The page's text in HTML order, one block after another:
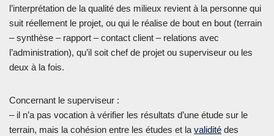
l’interprétation de la qualité des milieux revient à la personne qui
suit réellement le projet, ou qui le réalise de bout en bout (terrain
– synthèse – rapport – contact client – relations avec
l’administration), qu’il soit chef de projet ou superviseur ou les
deux à la fois.
Concernant le superviseur :
– il n’a pas vocation à vérifier les résultats d’une étude sur le
terrain, mais la cohésion entre les études et la validité des